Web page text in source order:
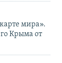
мира».
Крыма от